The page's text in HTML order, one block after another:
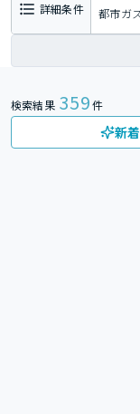
詳細条件 都市ガス
検索結果 359件
新